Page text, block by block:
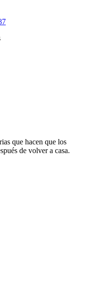
que hacen que los
de volver a casa.